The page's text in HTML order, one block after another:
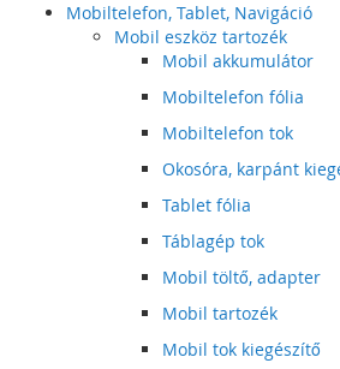
Mobiltelefon, Tablet, Navigáció
Mobil eszköz tartozék
Mobil akkumulátor
Mobiltelefon fólia
Mobiltelefon tok
Okosóra, karpánt
Tablet fólia
Táblagép tok
Mobil töltő, adapter
Mobil tartozék
Mobil tok kiegészítő